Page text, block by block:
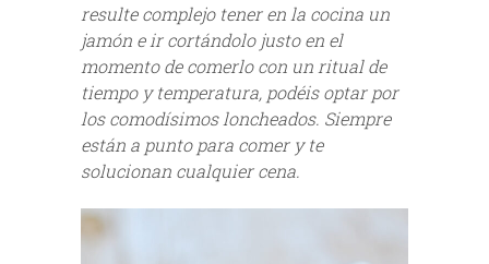
resulte complejo tener en la cocina un
jamón e ir cortándolo justo en el
momento de comerlo con un ritual de
tiempo y temperatura, podéis optar por
los comodísimos loncheados. Siempre
están a punto para comer y te
solucionan cualquier cena.